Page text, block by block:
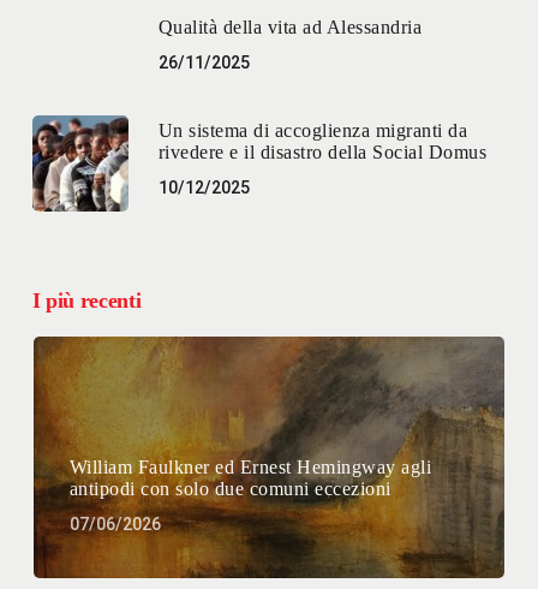
Qualità della vita ad Alessandria
26/11/2025
Un sistema di accoglienza migranti da
rivedere e il disastro della Social Domus
10/12/2025
I più recenti
William Faulkner ed Ernest Hemingway agli
antipodi con solo due comuni eccezioni
07/06/2026